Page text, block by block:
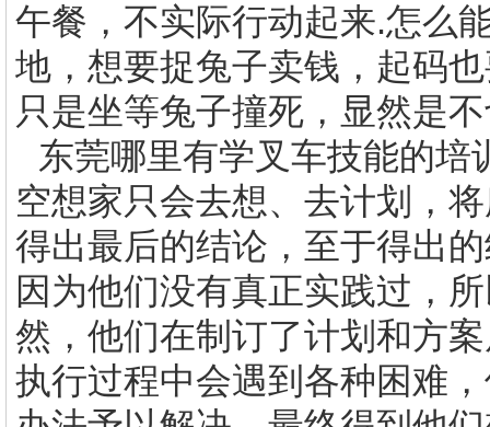
午餐，不实际行动起来.怎么
地，想要捉兔子卖钱，起码
只是坐等兔子撞死，显然是
东莞哪里有学叉车技能的培
空想家只会去想、去计划，
得出最后的结论，至于得出
因为他们没有真正实践过，
然，他们在制订了计划和方
执行过程中会遇到各种困难